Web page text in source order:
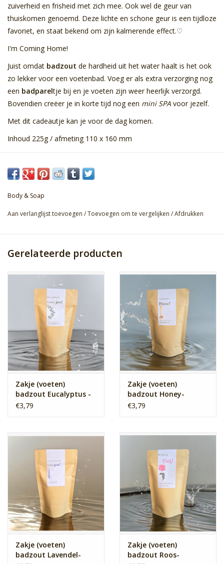
zuiverheid en frisheid met zich mee. Ook wel de geur van
thuiskomen genoemd. Deze lichte en schone geur is een tijdloze
favoriet, en staat bekend om zijn kalmerende effect.♡
I'm Coming Home!
Juist omdat badzout de hardheid uit het water haalt is het ook
zo lekker voor een voetenbad. Voeg er als extra verzorging nog
een badpareltje bij en je voeten zijn weer heerlijk verzorgd.
Bovendien creëer je in korte tijd nog een mini SPA voor jezelf.
Met dit cadeautje kan je voor de dag komen.
Inhoud 225g / afmeting 110 x 160 mm
Body & Soap
Aan verlanglijst toevoegen /Toevoegen om te vergelijken /Afdrukken
Gerelateerde producten
Zakje (voeten)
badzout Eucalyptus -
opkikkertje
€3,79
Zakje (voeten)
badzout Honey-
natuurknuffel
€3,79
Zakje (voeten)
badzout Lavendel-
Zakje (voeten)
badzout Roos-